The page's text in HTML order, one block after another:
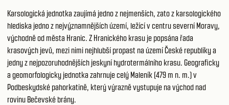
Karsologická jednotka zaujímá jedno z nejmenších, zato z karsologického
hlediska jedno z nejvýznamnějších území, ležící v centru severní Moravy,
východně od města Hranic. Z Hranického krasu je popsána řada
krasových jevů, mezi nimi nejhlubší propast na území České republiky a
jedny z nejpozoruhodnějších jeskyní hydrotermálního krasu. Geograficky
a geomorfologicky jednotka zahrnuje celý Maleník (479 m n. m.) v
Podbeskydské pahorkatině, který výrazně vystupuje na východ nad
rovinu Bečevské brány.